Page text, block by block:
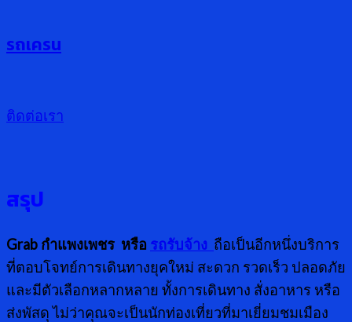
รถเครน
ติดต่อเรา
สรุป
Grab กำแพงเพชร หรือ รถรับจ้าง ถือเป็นอีกหนึ่งบริการ
ที่ตอบโจทย์การเดินทางยุคใหม่ สะดวก รวดเร็ว ปลอดภัย
และมีตัวเลือกหลากหลาย ทั้งการเดินทาง สั่งอาหาร หรือ
ส่งพัสดุ ไม่ว่าคุณจะเป็นนักท่องเที่ยวที่มาเยี่ยมชมเมือง